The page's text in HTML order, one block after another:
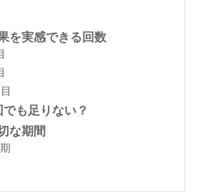
を実感できる回数
も足りない？
な期間